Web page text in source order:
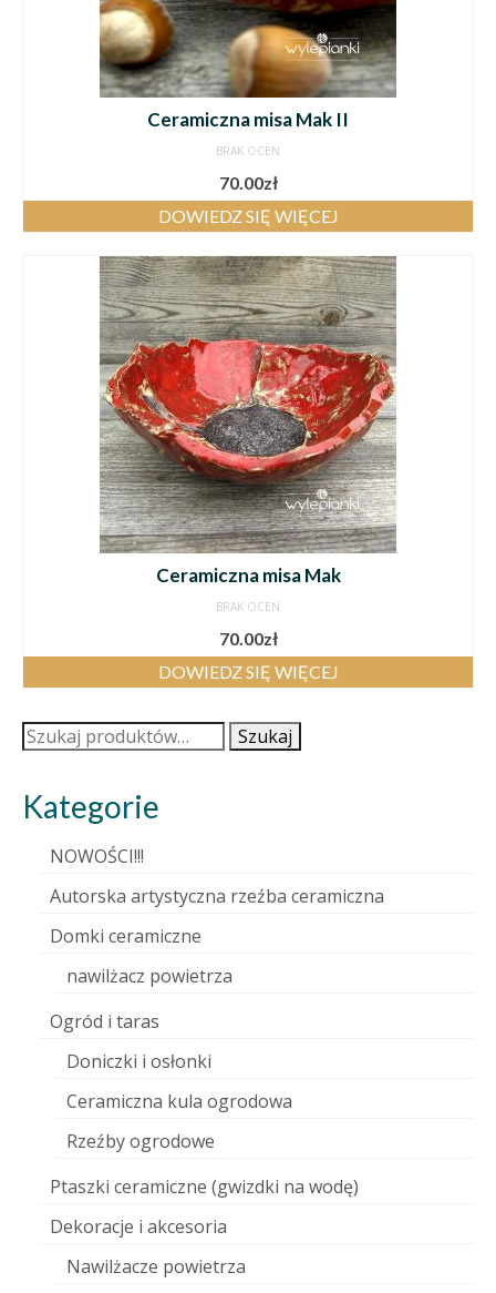
Ceramiczna misa Mak II
BRAK OCEN
70.00zł
DOWIEDZ SIĘ WIĘCEJ
Ceramiczna misa Mak
BRAK OCEN
70.00zł
DOWIEDZ SIĘ WIĘCEJ
Szukaj: Szukaj
Kategorie
NOWOŚCI!!!
Autorska artystyczna rzeźba ceramiczna
Domki ceramiczne
nawilżacz powietrza
Ogród i taras
Doniczki i osłonki
Ceramiczna kula ogrodowa
Rzeźby ogrodowe
Ptaszki ceramiczne (gwizdki na wodę)
Dekoracje i akcesoria
Nawilżacze powietrza